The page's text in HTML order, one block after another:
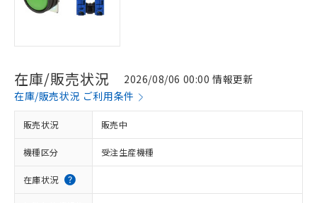
在庫/販売状況
2026/08/06 00:00 情報更新
在庫/販売状況 ご利用条件
販売状況 販売中
機種区分 受注生産機種
在庫状況